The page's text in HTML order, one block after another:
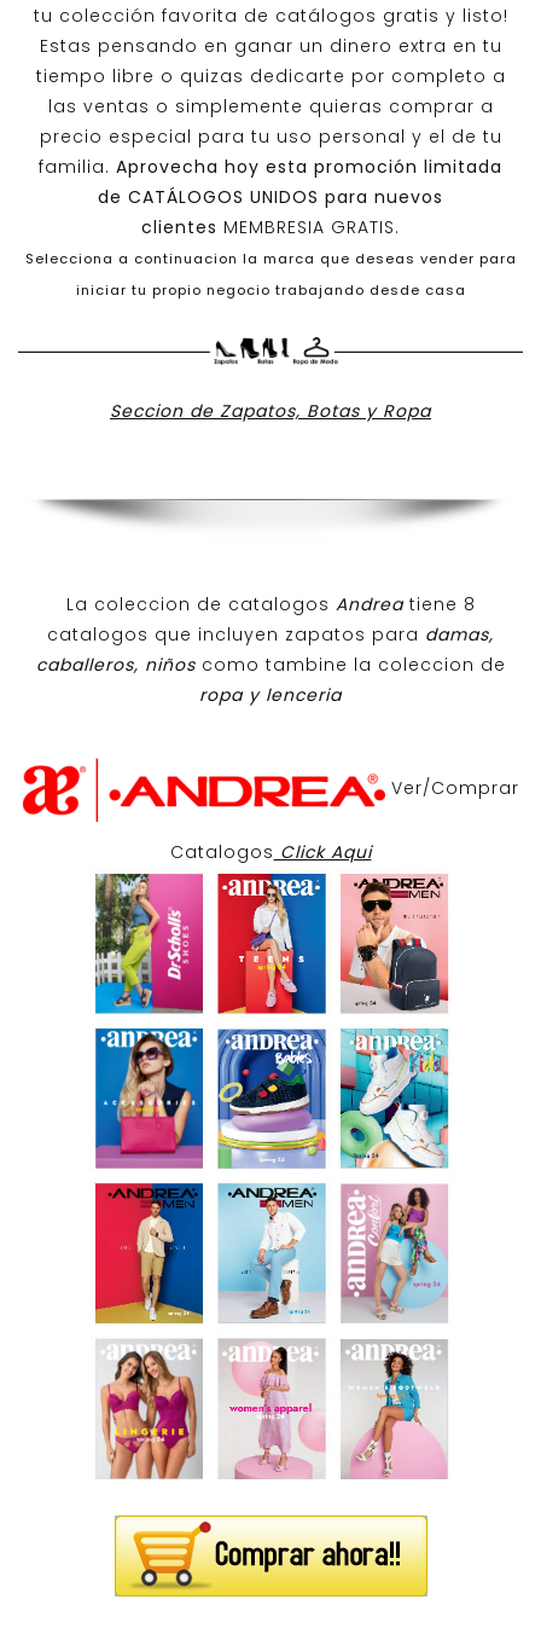
tu colección favorita de catálogos gratis y listo!
Estas pensando en ganar un dinero extra en tu
tiempo libre o quizas dedicarte por completo a
las ventas o simplemente quieras comprar a
precio especial para tu uso personal y el de tu
familia. Aprovecha hoy esta promoción limitada
de CATÁLOGOS UNIDOS para nuevos
clientes MEMBRESIA GRATIS.
Selecciona a continuacion la marca que deseas vender para
iniciar tu propio negocio trabajando desde casa
Seccion de Zapatos, Botas y Ropa
La coleccion de catalogos Andreatiene 8
catalogos que incluyen zapatos para damas,
caballeros, niños como tambine la coleccion de
ropa y lenceria
Ver/Comprar
Catalogos Click Aqui